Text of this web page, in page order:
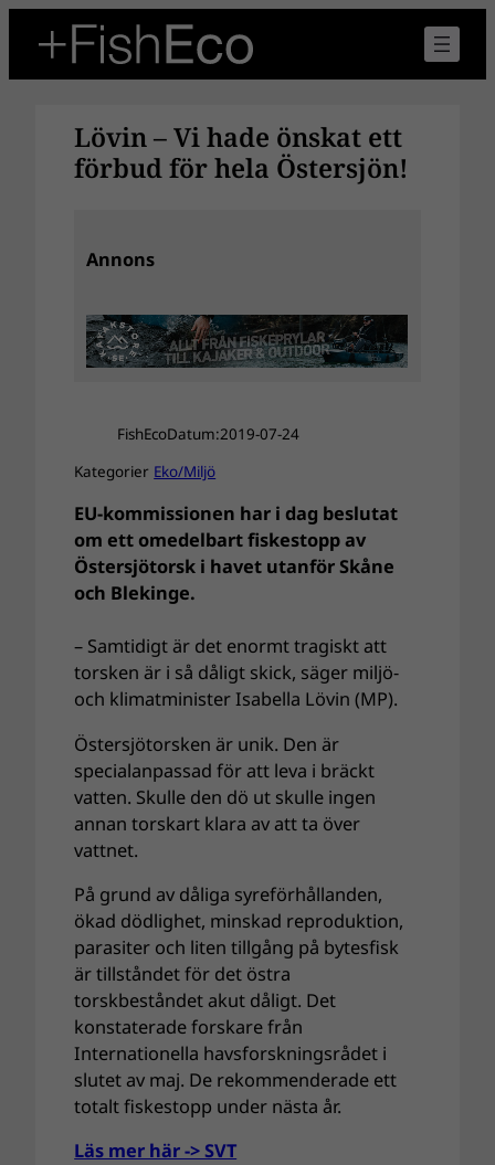
innehåll
Lövin – Vi hade önskat ett
förbud för hela Östersjön!
Annons
FishEcoDatum:2019-07-24
Kategorier Eko/Miljö
EU-kommissionen har i dag beslutat
om ett omedelbart fiskestopp av
Östersjötorsk i havet utanför Skåne
och Blekinge.
– Samtidigt är det enormt tragiskt att
torsken är i så dåligt skick, säger miljö-
och klimatminister Isabella Lövin (MP).
Östersjötorsken är unik. Den är
specialanpassad för att leva i bräckt
vatten. Skulle den dö ut skulle ingen
annan torskart klara av att ta över
vattnet.
På grund av dåliga syreförhållanden,
ökad dödlighet, minskad reproduktion,
parasiter och liten tillgång på bytesfisk
är tillståndet för det östra
torskbeståndet akut dåligt. Det
konstaterade forskare från
Internationella havsforskningsrådet i
slutet av maj. De rekommenderade ett
totalt fiskestopp under nästa år.
Läs mer här -> SVT